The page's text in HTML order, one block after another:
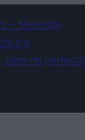
– Nintendo
y
pero no perfecto